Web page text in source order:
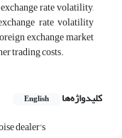
rate volatility,
rate volatility
exchange market
trading costs.
کلیدواژه‌ها English
dealer's